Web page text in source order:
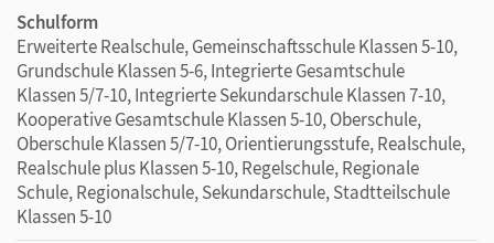
Schulform
Erweiterte Realschule, Gemeinschaftsschule Klassen 5-10,
Grundschule Klassen 5-6, Integrierte Gesamtschule
Klassen 5/7-10, Integrierte Sekundarschule Klassen 7-10,
Kooperative Gesamtschule Klassen 5-10, Oberschule,
Oberschule Klassen 5/7-10, Orientierungsstufe, Realschule,
Realschule plus Klassen 5-10, Regelschule, Regionale
Schule, Regionalschule, Sekundarschule, Stadtteilschule
Klassen 5-10